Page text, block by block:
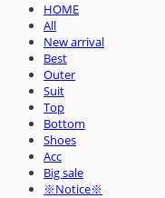
HOME
All
New arrival
Best
Outer
Suit
Top
Bottom
Shoes
Acc
Big sale
※Notice※